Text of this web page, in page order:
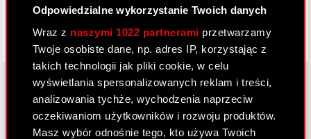
Odpowiedzialne wykorzystanie Twoich danych
Wraz z naszymi 1022 partnerami przetwarzamy
Twoje osobiste dane, np. adres IP, korzystając z
takich technologii jak pliki cookie, w celu
wyświetlania spersonalizowanych reklam i treści,
analizowania tychże, wychodzenia naprzeciw
oczekiwaniom użytkowników i rozwoju produktów.
Masz wybór odnośnie tego, kto używa Twoich
O CD PROJEKT